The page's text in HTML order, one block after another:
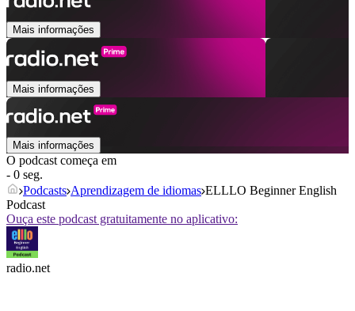
Mais informações
Mais informações
Mais informações
O podcast começa em
- 0 seg.
Podcasts Aprendizagem de idiomas ELLLO Beginner English
Podcast
Ouça este podcast gratuitamente no aplicativo:
radio.net